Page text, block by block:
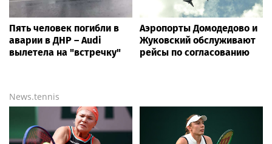
Пять человек погибли в
аварии в ДНР – Audi
вылетела на "встречку"
Аэропорты Домодедово и
Жуковский обслуживают
рейсы по согласованию
News.tennis